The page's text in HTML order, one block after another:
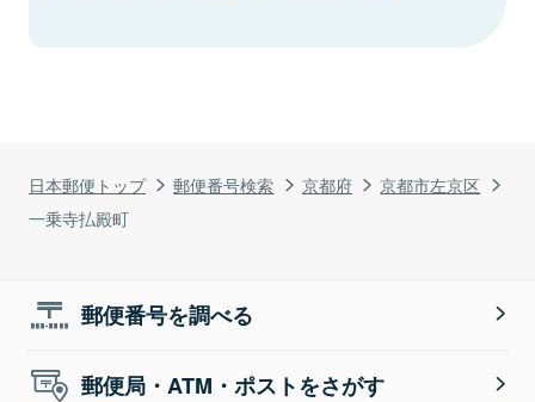
日本郵便トップ 郵便番号検索 京都府
京都市左京区
一乗寺払殿町
郵便番号を調べる
郵便局・ATM・ポストをさがす